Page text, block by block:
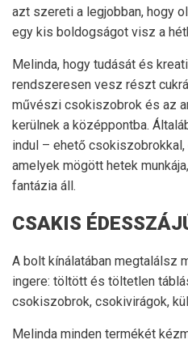
azt szereti a legjobban, hogy
egy kis boldogságot visz a
Melinda, hogy tudását és
rendszeresen vesz részt
művészi csokiszobrok és az
kerülnek a középpontba.
indul – ehető
amelyek mögött hetek
fantázia áll.
CSAKIS
A bolt kínálatában megtalálsz
ingere: töltött és töltetlen
csokiszobrok, csokivirágok,
Melinda minden termékét